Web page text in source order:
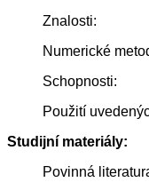
Znalosti:
Numerické
Schopnosti:
Použití
Studijní materiály:
Povinná